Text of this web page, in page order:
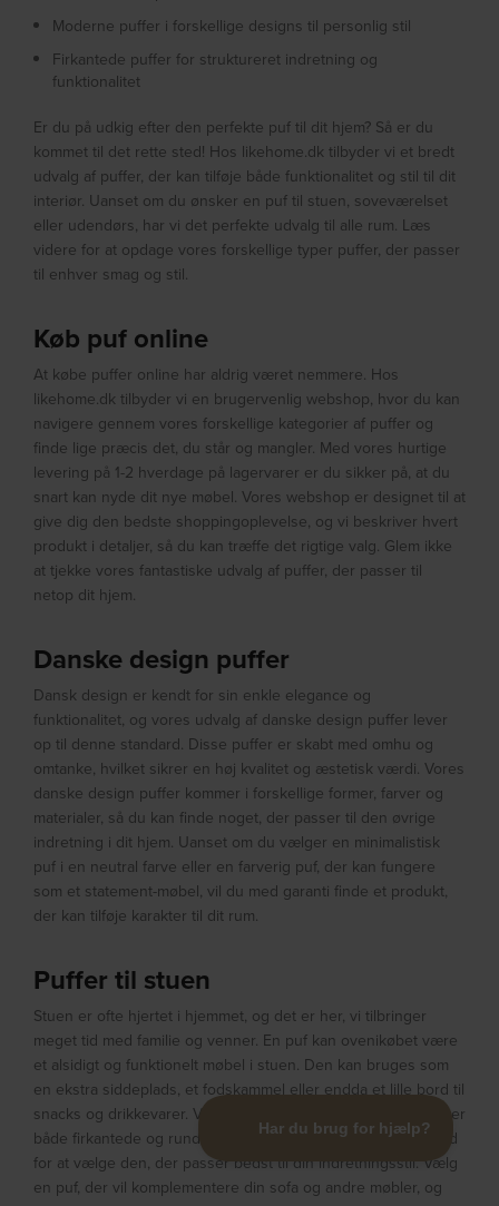
Moderne puffer i forskellige designs til personlig stil
Firkantede puffer for struktureret indretning og
funktionalitet
Er du på udkig efter den perfekte puf til dit hjem? Så er du
kommet til det rette sted! Hos likehome.dk tilbyder vi et bredt
udvalg af puffer, der kan tilføje både funktionalitet og stil til dit
interiør. Uanset om du ønsker en puf til stuen, soveværelset
eller udendørs, har vi det perfekte udvalg til alle rum. Læs
videre for at opdage vores forskellige typer puffer, der passer
til enhver smag og stil.
Køb puf online
At købe puffer online har aldrig været nemmere. Hos
likehome.dk tilbyder vi en brugervenlig webshop, hvor du kan
navigere gennem vores forskellige kategorier af puffer og
finde lige præcis det, du står og mangler. Med vores hurtige
levering på 1-2 hverdage på lagervarer er du sikker på, at du
snart kan nyde dit nye møbel. Vores webshop er designet til at
give dig den bedste shoppingoplevelse, og vi beskriver hvert
produkt i detaljer, så du kan træffe det rigtige valg. Glem ikke
at tjekke vores fantastiske udvalg af puffer, der passer til
netop dit hjem.
Danske design puffer
Dansk design er kendt for sin enkle elegance og
funktionalitet, og vores udvalg af danske design puffer lever
op til denne standard. Disse puffer er skabt med omhu og
omtanke, hvilket sikrer en høj kvalitet og æstetisk værdi. Vores
danske design puffer kommer i forskellige former, farver og
materialer, så du kan finde noget, der passer til den øvrige
indretning i dit hjem. Uanset om du vælger en minimalistisk
puf i en neutral farve eller en farverig puf, der kan fungere
som et statement-møbel, vil du med garanti finde et produkt,
der kan tilføje karakter til dit rum.
Puffer til stuen
Stuen er ofte hjertet i hjemmet, og det er her, vi tilbringer
meget tid med familie og venner. En puf kan ovenikøbet være
et alsidigt og funktionelt møbel i stuen. Den kan bruges som
en ekstra siddeplads, et fodskammel eller endda et lille bord til
snacks og drikkevarer. Vores udvalg af puffer til stuen omfatter
både firkantede og runde modeller, hvilket giver dig mulighed
for at vælge den, der passer bedst til din indretningsstil. Vælg
en puf, der vil komplementere din sofa og andre møbler, og